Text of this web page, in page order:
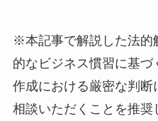
※本記事で解説した法的
的なビジネス慣習に基
作成における厳密な判
相談いただくことを推奨